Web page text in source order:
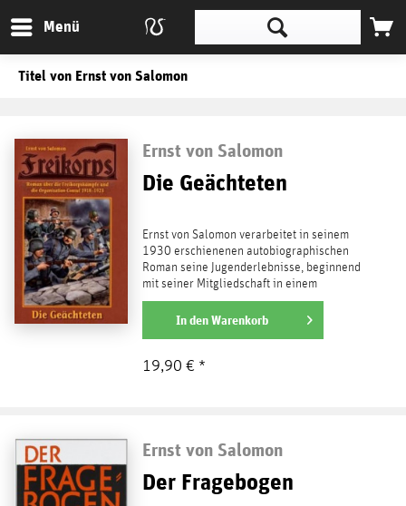
Menü
Titel von Ernst von Salomon
Ernst von Salomon
Die Geächteten
Ernst von Salomon verarbeitet in seinem
1930 erschienenen autobiographischen
Roman seine Jugenderlebnisse, beginnend
mit seiner Mitgliedschaft in einem
Freikorps im Jahre 1918....
weiterlesen
In denWarenkorb
19,90 € *
Ernst von Salomon
Der Fragebogen